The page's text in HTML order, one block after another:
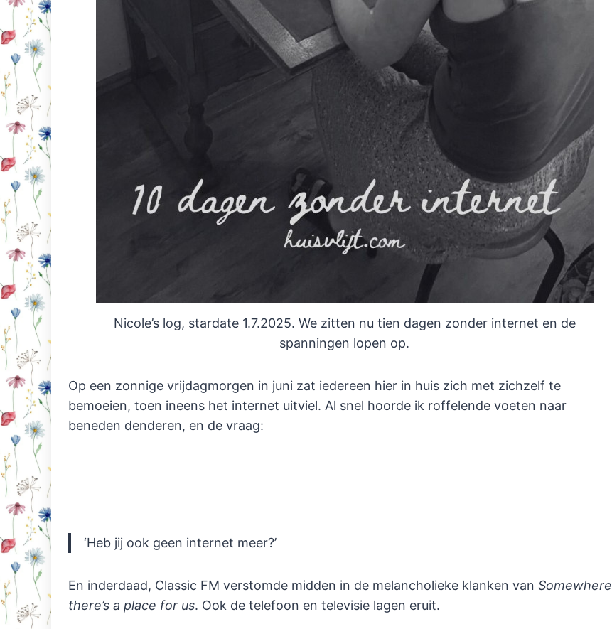
Nicole’s log, stardate 1.7.2025. We zitten nu tien dagen zonder internet en de
spanningen lopen op.
Op een zonnige vrijdagmorgen in juni zat iedereen hier in huis zich met zichzelf te
bemoeien, toen ineens het internet uitviel. Al snel hoorde ik roffelende voeten naar
beneden denderen, en de vraag:
‘Heb jij ook geen internet meer?’
En inderdaad, Classic FM verstomde midden in de melancholieke klanken van Somewhere
there’s a place for us. Ook de telefoon en televisie lagen eruit.